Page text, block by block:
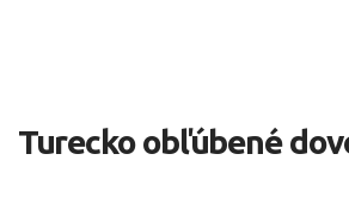
Turecko obľúbené